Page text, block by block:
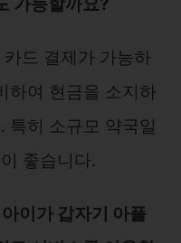
드 결제가 가능하
하여 현금을 소지하
특히 소규모 약국일
좋습니다.
이가 갑자기 아플